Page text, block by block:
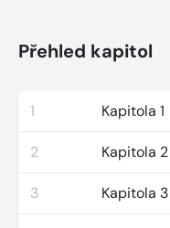
Přehled kapitol
1 Kapitola 1
2 Kapitola 2
3 Kapitola 3